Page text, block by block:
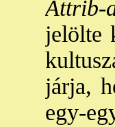
Attrib-
jelölte
járja,
egy-